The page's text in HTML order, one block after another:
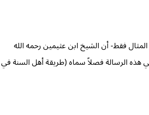
فقط- أن الشيخ ابن عثيمين رحمه الله
هذه الرسالة فصلاً سماه (طريقة أهل السنة في